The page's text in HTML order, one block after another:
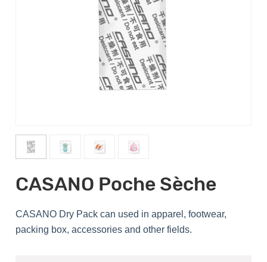
CASANO Poche Sèche
CASANO Dry Pack can used in apparel, footwear,
packing box, accessories and other fields.